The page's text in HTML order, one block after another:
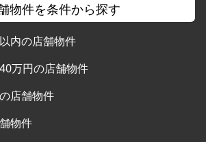
物件を条件から探す
内の店舗物件
万円の店舗物件
店舗物件
物件